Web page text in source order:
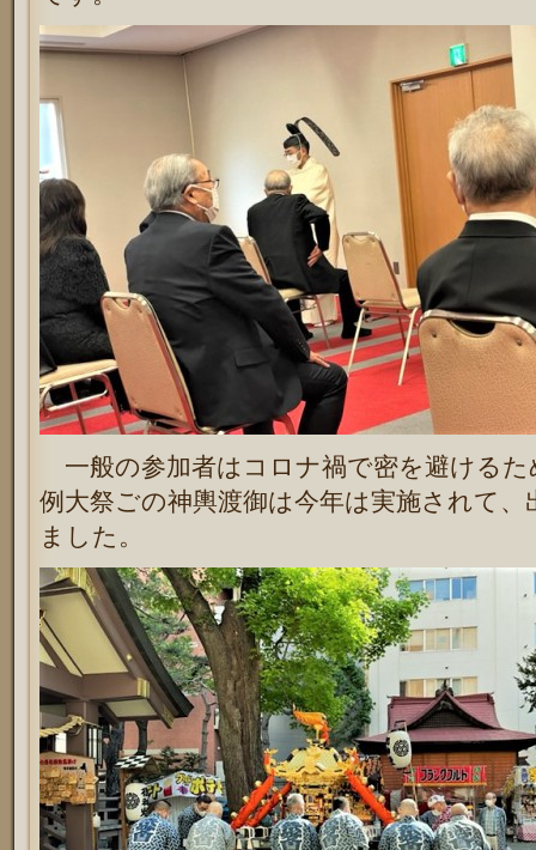
一般の参加者はコロナ禍で密を避ける
例大祭ごの神輿渡御は今年は実施されて
ました。